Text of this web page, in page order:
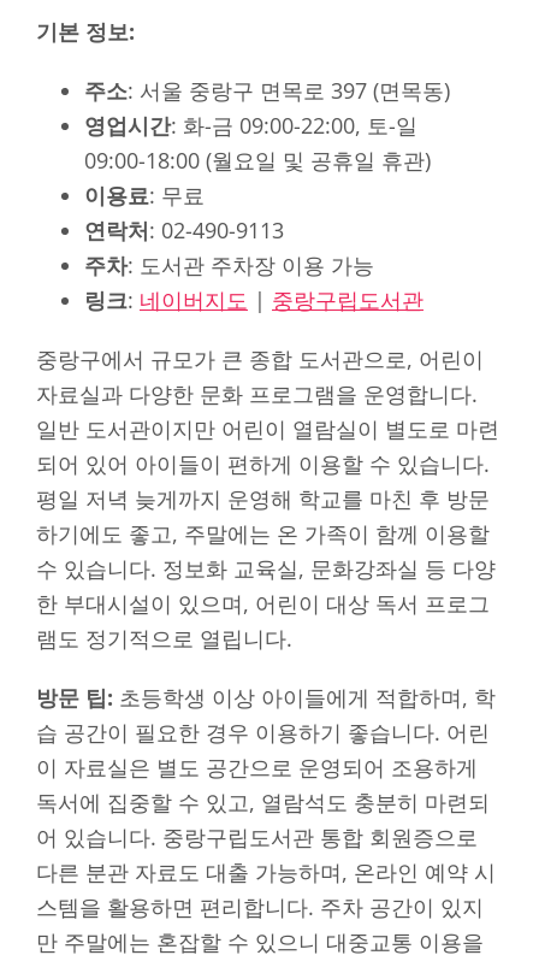
기본 정보:
주소: 서울 중랑구 면목로 397 (면목동)
영업시간: 화-금 09:00-22:00, 토-일
09:00-18:00 (월요일 및 공휴일 휴관)
이용료: 무료
연락처: 02-490-9113
주차: 도서관 주차장 이용 가능
링크: 네이버지도 | 중랑구립도서관
중랑구에서 규모가 큰 종합 도서관으로, 어린이
자료실과 다양한 문화 프로그램을 운영합니다.
일반 도서관이지만 어린이 열람실이 별도로 마련
되어 있어 아이들이 편하게 이용할 수 있습니다.
평일 저녁 늦게까지 운영해 학교를 마친 후 방문
하기에도 좋고, 주말에는 온 가족이 함께 이용할
수 있습니다. 정보화 교육실, 문화강좌실 등 다양
한 부대시설이 있으며, 어린이 대상 독서 프로그
램도 정기적으로 열립니다.
방문 팁: 초등학생 이상 아이들에게 적합하며, 학
습 공간이 필요한 경우 이용하기 좋습니다. 어린
이 자료실은 별도 공간으로 운영되어 조용하게
독서에 집중할 수 있고, 열람석도 충분히 마련되
어 있습니다. 중랑구립도서관 통합 회원증으로
다른 분관 자료도 대출 가능하며, 온라인 예약 시
스템을 활용하면 편리합니다. 주차 공간이 있지
만 주말에는 혼잡할 수 있으니 대중교통 이용을